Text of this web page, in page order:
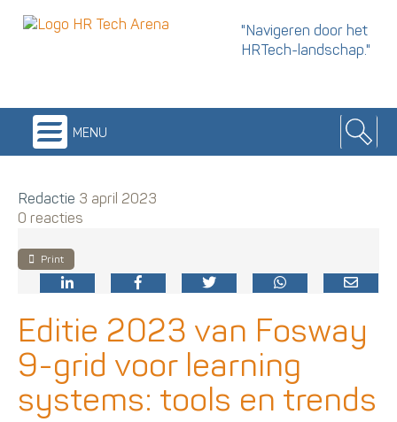
"Navigeren door het
HRTech-landschap."
menu
Redactie 3 april 2023
0 reacties
Print
Editie 2023 van Fosway
9-grid voor learning
systems: tools en trends